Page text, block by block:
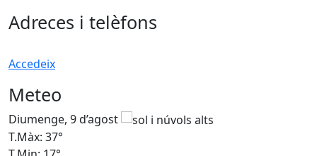
Adreces i telèfons
Accedeix
Meteo
Diumenge, 9 d’agost
T.Màx: 37°